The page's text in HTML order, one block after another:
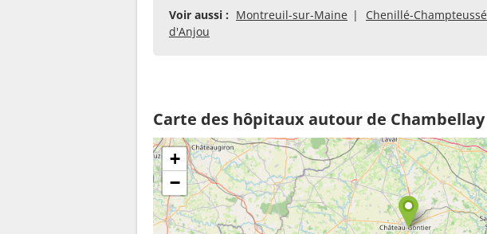
Voir aussi : Montreuil-sur-Maine Chenillé-Champteussé
d'Anjou
Carte des hôpitaux autour de Chambellay
+
−